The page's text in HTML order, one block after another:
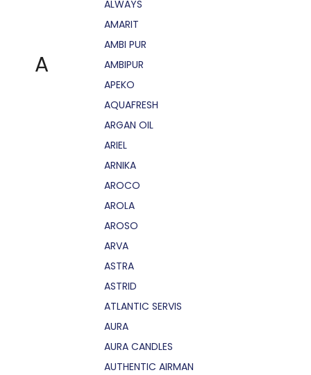
A
ALWAYS
AMARIT
AMBI PUR
AMBIPUR
APEKO
AQUAFRESH
ARGAN OIL
ARIEL
ARNIKA
AROCO
AROLA
AROSO
ARVA
ASTRA
ASTRID
ATLANTIC SERVIS
AURA
AURA CANDLES
AUTHENTIC AIRMAN